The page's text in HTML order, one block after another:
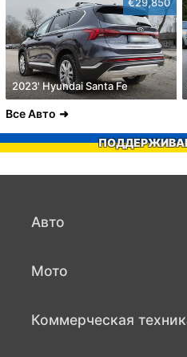
2023' Hyundai Santa Fe
Все Авто
Авто
Мото
Коммерческая